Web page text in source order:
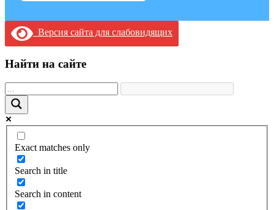
Версия сайта для слабовидящих
Найти на сайте
Exact matches only
Search in title
Search in content